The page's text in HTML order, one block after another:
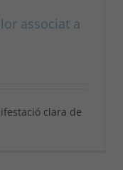
associat a
clara de